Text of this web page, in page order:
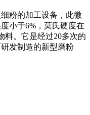
粉的加工设备，此微
小于6%，莫氏硬度在
料。它是经过20多次的
发制造的新型磨粉